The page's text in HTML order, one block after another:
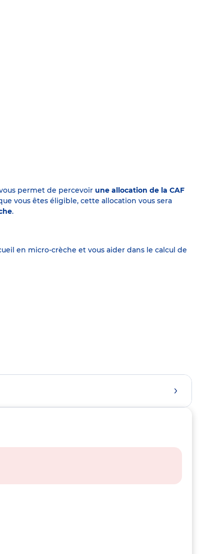
permet de percevoir une allocation de la CAF
vous êtes éligible, cette allocation vous sera
.
en micro-crèche et vous aider dans le calcul de